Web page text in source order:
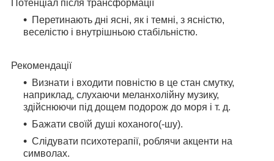
Потенціал після трансформації
Перетинають дні ясні, як і темні, з ясністю,
веселістю і внутрішньою стабільністю.
Рекомендації
Визнати і входити повністю в це стан смутку,
наприклад, слухаючи меланхолійну музику,
здійснюючи під дощем подорож до моря і т. д.
Бажати своїй душі коханого(-шу).
Слідувати психотерапії, роблячи акценти на
символах.